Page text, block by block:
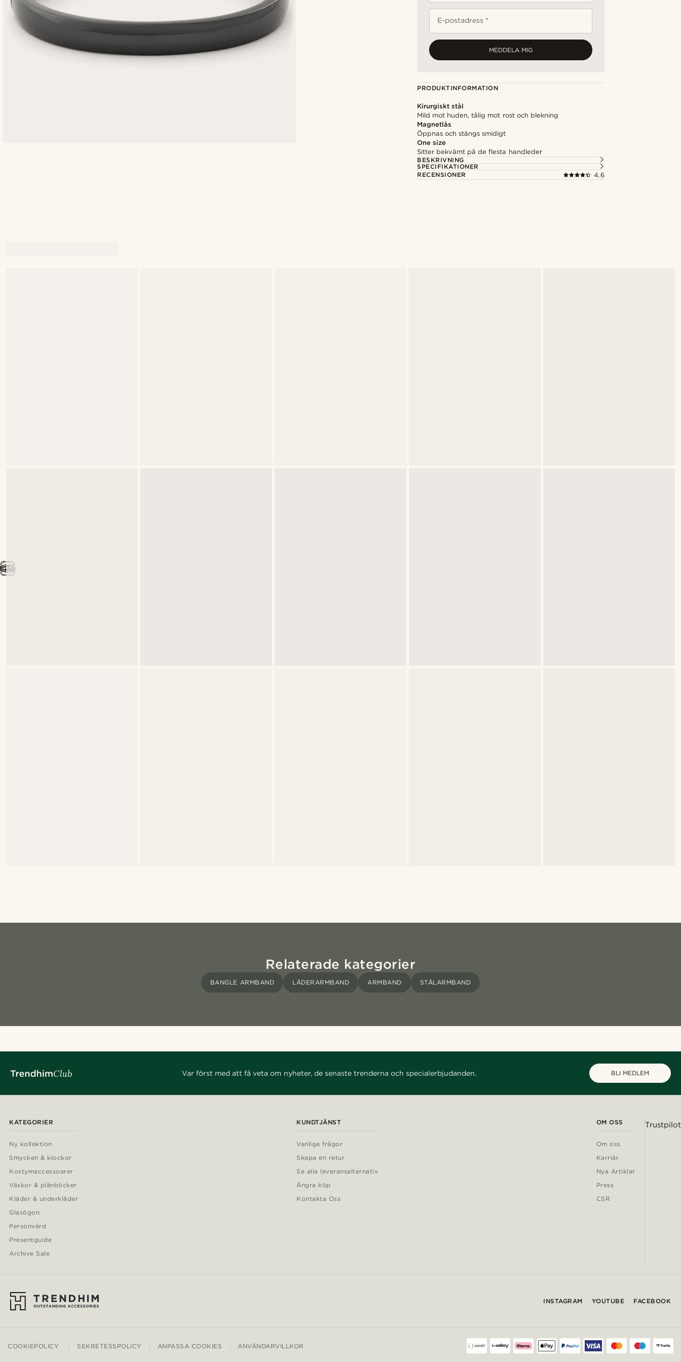
E-postadress *
MEDDELA MIG
PRODUKTINFORMATION
Kirurgiskt stål
Mild mot huden, tålig mot rost och blekning
Magnetlås
Öppnas och stängs smidigt
One size
Sitter bekvämt på de flesta handleder
BESKRIVNING
SPECIFIKATIONER
RECENSIONER
4.6
Relaterade kategorier
BANGLE ARMBAND LÄDERARMBAND ARMBAND STÅLARMBAND
Var först med att få veta om nyheter, de senaste trenderna och specialerbjudanden. BLI MEDLEM
KATEGORIER
Ny kollektion
Smycken & klockor
Kostymaccessoarer
Väskor & plånböcker
Kläder & underkläder
Glasögon
Personvård
Presentguide
Archive Sale
KUNDTJÄNST
Vanliga frågor
Skapa en retur
Se alla leveransalternativ
Ångra köp
Kontakta Oss
OM OSS
Om oss
Karriär
Nya Artiklar
Press
CSR
Trustpilot
INSTAGRAM YOUTUBE FACEBOOK
COOKIEPOLICY SEKRETESSPOLICY ANPASSA COOKIES ANVÄNDARVILLKOR